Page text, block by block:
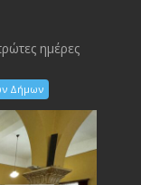
ημέρες
Δήμων